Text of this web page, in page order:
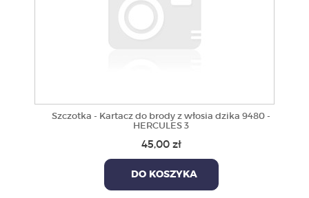
Szczotka - Kartacz do brody z włosia dzika 9480 -
HERCULES 3
45,00 zł
DO KOSZYKA